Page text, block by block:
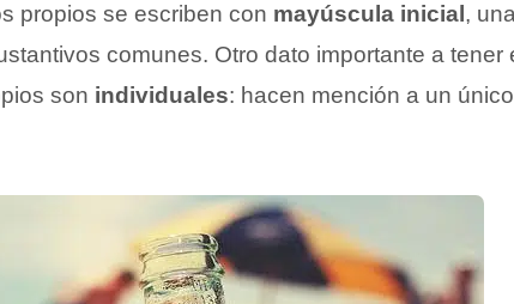
propios se escriben con mayúscula inicial , una
comunes. Otro dato importante a tener
son individuales: hacen mención a un único